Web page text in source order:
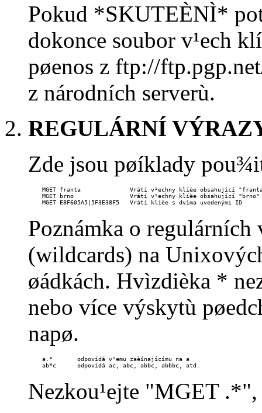
Pokud *SKUTEÈNÌ*
dokonce soubor v¹ech
pøenos z ftp://
z národních serverù.
REGULÁRNÍ
Zde jsou pøíklady
MGET franta              Vrátí v¹echny klíèe obsahující
    MGET brno                Vrátí v¹echny klíèe obsahující "brno"
    MGET E8F605A5|5F3E38F5   Vrátí klíèe s dvìma uvedenými ID
Poznámka o
(wildcards) na
øádkách. Hvìzdièka *
nebo více výskytù
napø.
    a.*       odpovídá v¹emu zaèínajícímu na a
    ab*c      odpovídá ac, abc, abbc, abbbc, atd.
Nezkou¹ejte "MGET